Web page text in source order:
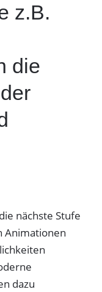
z.B.
die
nächste Stufe
Animationen
dazu